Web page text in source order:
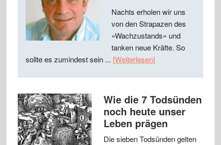
Nachts erholen wir uns
von den Strapazen des
»Wachzustands« und
tanken neue Kräfte. So
sollte es zumindest sein ... [Weiterlesen]
Wie die 7 Todsünden
noch heute unser
Leben prägen
Die sieben Todsünden gelten